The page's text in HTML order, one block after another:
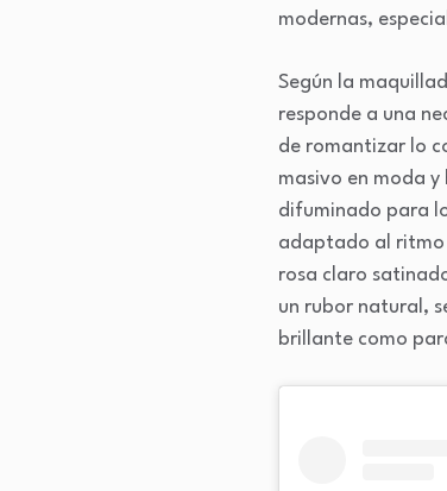
modernas,
Según la
responde a una
de romantizar lo
masivo en moda y
difuminado para
adaptado al ritmo
rosa claro
un rubor natural,
brillante como